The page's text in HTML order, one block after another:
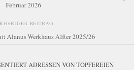
Februar 2026
BEITRAG
Alanus Werkhaus Alfter 2025/26
ADRESSEN VON TÖPFEREIEN